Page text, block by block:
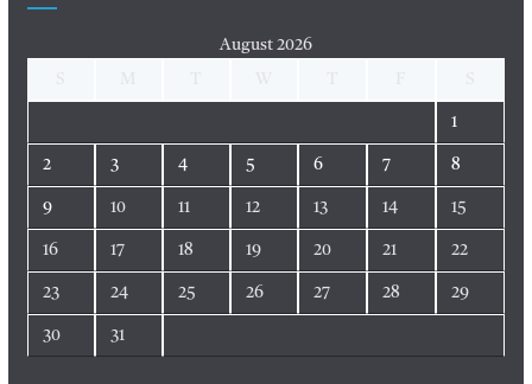
August 2026
1
2 3 4 5 6 7 8
9 10 11 12 13 14 15
16 17 18 19 20 21 22
23 24 25 26 27 28 29
30 31